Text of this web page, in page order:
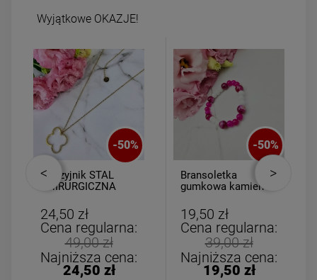
Wyjątkowe OKAZJE!
-50%
Naszyjnik STAL
CHIRURGICZNA
ażurowa cyrkonie
24,50 zł
Cena regularna:
49,00 zł
Najniższa cena:
24,50 zł
-50%
Bransoletka
gumkowa kamień
różowo biała
19,50 zł
Cena regularna:
39,00 zł
Najniższa cena:
19,50 zł